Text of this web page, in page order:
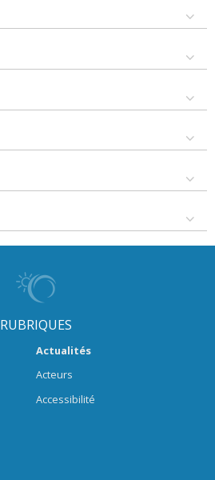
RUBRIQUES
Actualités
Acteurs
Accessibilité